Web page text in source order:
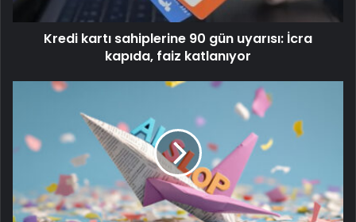
Kredi kartı sahiplerine 90 gün uyarısı: İcra
kapıda, faiz katlanıyor